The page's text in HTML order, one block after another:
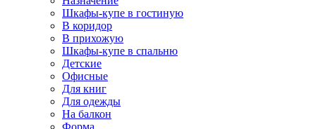
Шкафы-купе в гостиную
В коридор
В прихожую
Шкафы-купе в спальню
Детские
Офисные
Для книг
Для одежды
На балкон
Форма